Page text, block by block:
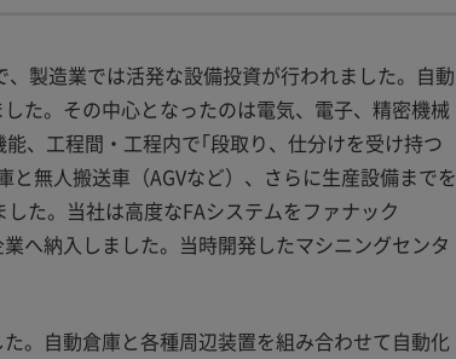
製造業では活発な設備投資が行われました。自動
た。その中心となったのは電気、電子、精密機械
、工程間・工程内で｢段取り、仕分けを受け持つ
無人搬送車（AGVなど）、さらに生産設備までを
た。当社は高度なFAシステムをファナック
へ納入しました。当時開発したマシニングセンタ
。自動倉庫と各種周辺装置を組み合わせて自動化